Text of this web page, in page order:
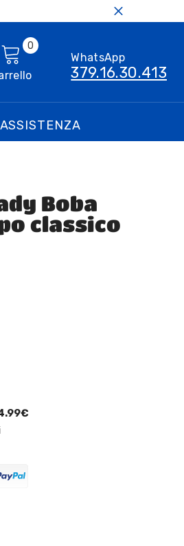
00
articoliWhatsApp
379.16.30.413
ASSISTENZA
Boba
classico